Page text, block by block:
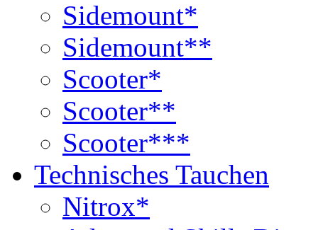
Sidemount*
Sidemount**
Scooter*
Scooter**
Scooter***
Technisches Tauchen
Nitrox*